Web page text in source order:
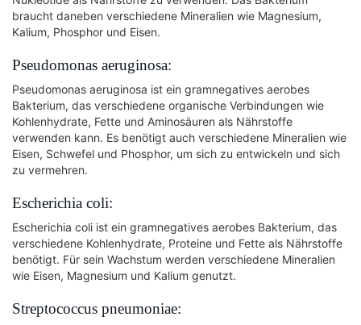
braucht daneben verschiedene Mineralien wie Magnesium,
Kalium, Phosphor und Eisen.
Pseudomonas aeruginosa:
Pseudomonas aeruginosa ist ein gramnegatives aerobes
Bakterium, das verschiedene organische Verbindungen wie
Kohlenhydrate, Fette und Aminosäuren als Nährstoffe
verwenden kann. Es benötigt auch verschiedene Mineralien wie
Eisen, Schwefel und Phosphor, um sich zu entwickeln und sich
zu vermehren.
Escherichia coli:
Escherichia coli ist ein gramnegatives aerobes Bakterium, das
verschiedene Kohlenhydrate, Proteine und Fette als Nährstoffe
benötigt. Für sein Wachstum werden verschiedene Mineralien
wie Eisen, Magnesium und Kalium genutzt.
Streptococcus pneumoniae: